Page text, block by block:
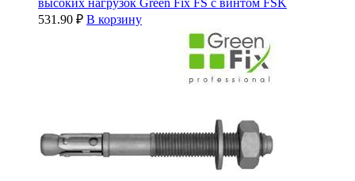
531.90 ₽ В корзину